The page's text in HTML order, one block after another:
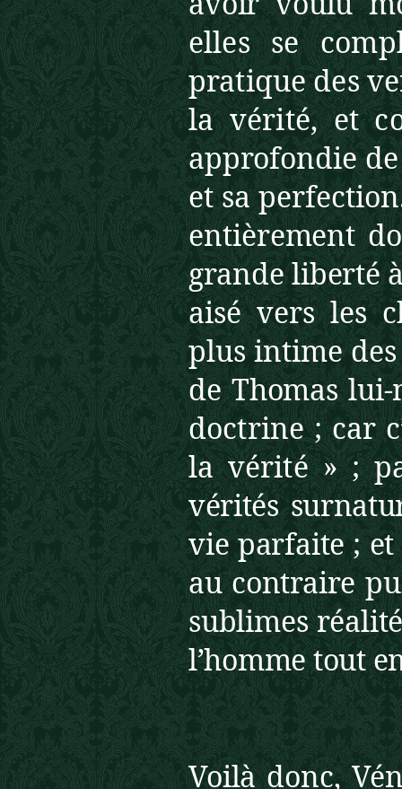
elles se
pratique des
la vérité, et
approfondie
et sa per
entièrement
grande liberté
aisé vers les
plus intime
de Thomas lui-
doctrine ; car
la vérité » ;
vérités
vie parfaite ; et
au contraire
sublimes réa
l’homme tout
Voilà donc,